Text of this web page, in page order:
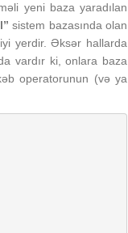
yeni baza yaradılan
sistem bazasında olan
yerdir. Əksər hallarda
vardır ki, onlara baza
operatorunun (və ya